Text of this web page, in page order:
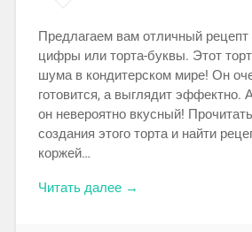
Предлагаем вам отличный рецепт
цифры или торта-буквы. Этот
шума в кондитерском мире! Он
готовится, а выглядит эффектно.
он невероятно вкусный!
создания этого торта и найти
коржей…
Читать далее →